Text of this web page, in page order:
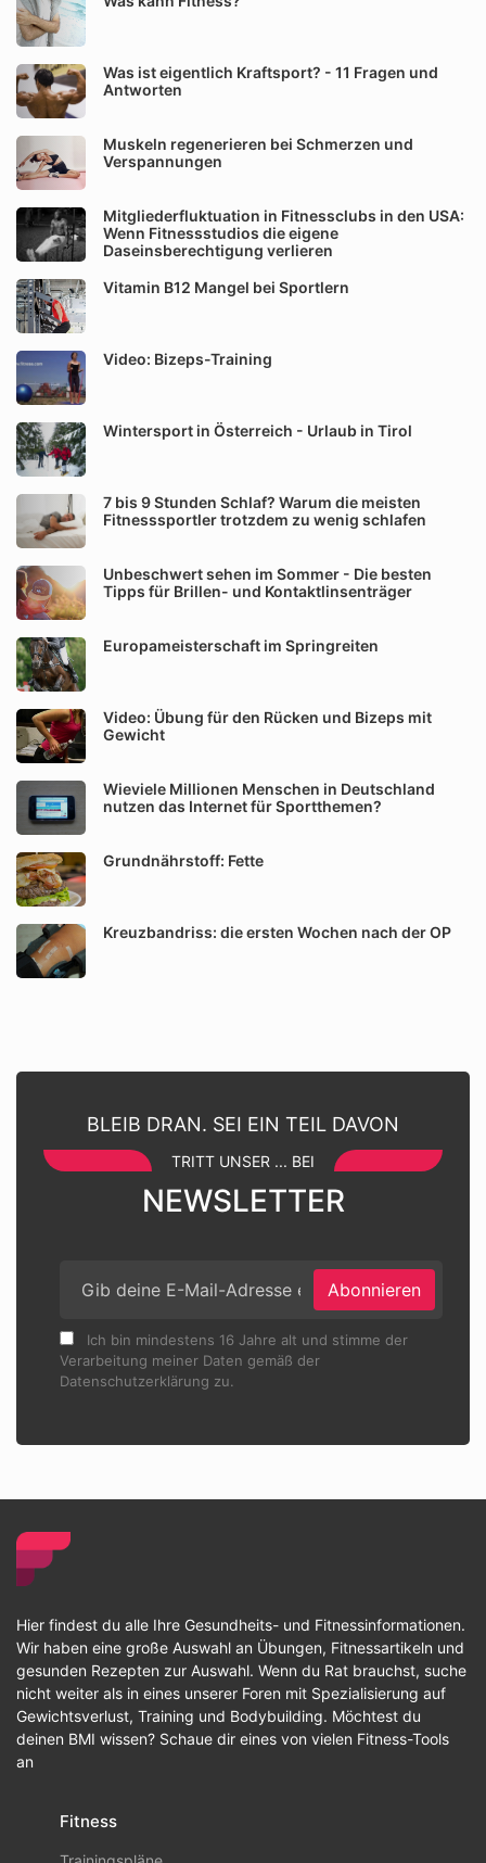
Was ist eigentlich Kraftsport? - 11 Fragen und
Antworten
Muskeln regenerieren bei Schmerzen und
Verspannungen
Mitgliederfluktuation in Fitnessclubs in den USA:
Wenn Fitnessstudios die eigene
Daseinsberechtigung verlieren
Vitamin B12 Mangel bei Sportlern
Video: Bizeps-Training
Wintersport in Österreich - Urlaub in Tirol
7 bis 9 Stunden Schlaf? Warum die meisten
Fitnesssportler trotzdem zu wenig schlafen
Unbeschwert sehen im Sommer - Die besten
Tipps für Brillen- und Kontaktlinsenträger
Europameisterschaft im Springreiten
Video: Übung für den Rücken und Bizeps mit
Gewicht
Wieviele Millionen Menschen in Deutschland
nutzen das Internet für Sportthemen?
Grundnährstoff: Fette
Kreuzbandriss: die ersten Wochen nach der OP
BLEIB DRAN. SEI EIN TEIL DAVON
TRITT UNSER ... BEI
NEWSLETTER
Abonnieren
Ich bin mindestens 16 Jahre alt und stimme der
Verarbeitung meiner Daten gemäß der
Datenschutzerklärung zu.
Hier findest du alle Ihre Gesundheits- und Fitnessinformationen.
Wir haben eine große Auswahl an Übungen, Fitnessartikeln und
gesunden Rezepten zur Auswahl. Wenn du Rat brauchst, suche
nicht weiter als in eines unserer Foren mit Spezialisierung auf
Gewichtsverlust, Training und Bodybuilding. Möchtest du
deinen BMI wissen? Schaue dir eines von vielen Fitness-Tools
an
Fitness